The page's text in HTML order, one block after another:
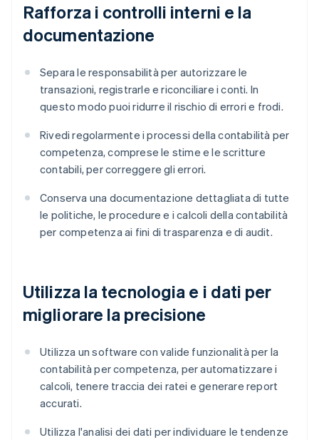
Rafforza i controlli interni e la
documentazione
Separa le responsabilità per autorizzare le
transazioni, registrarle e riconciliare i conti. In
questo modo puoi ridurre il rischio di errori e frodi.
Rivedi regolarmente i processi della contabilità per
competenza, comprese le stime e le scritture
contabili, per correggere gli errori.
Conserva una documentazione dettagliata di tutte
le politiche, le procedure e i calcoli della contabilità
per competenza ai fini di trasparenza e di audit.
Utilizza la tecnologia e i dati per
migliorare la precisione
Utilizza un software con valide funzionalità per la
contabilità per competenza, per automatizzare i
calcoli, tenere traccia dei ratei e generare report
accurati.
Utilizza l'analisi dei dati per individuare le tendenze